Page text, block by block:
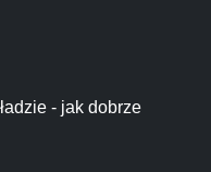
- jak dobrze